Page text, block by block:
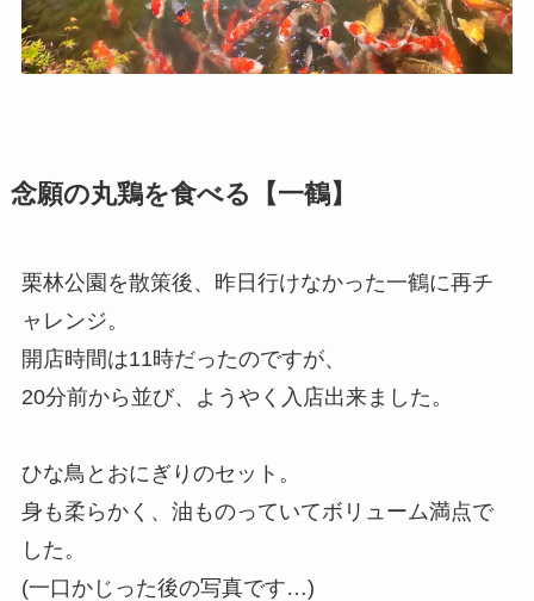
念願の丸鶏を食べる【一鶴】
栗林公園を散策後、昨日行けなかった一鶴に再チ
ャレンジ。
開店時間は11時だったのですが、
20分前から並び、ようやく入店出来ました。
ひな鳥とおにぎりのセット。
身も柔らかく、油ものっていてボリューム満点で
した。
(一口かじった後の写真です…)